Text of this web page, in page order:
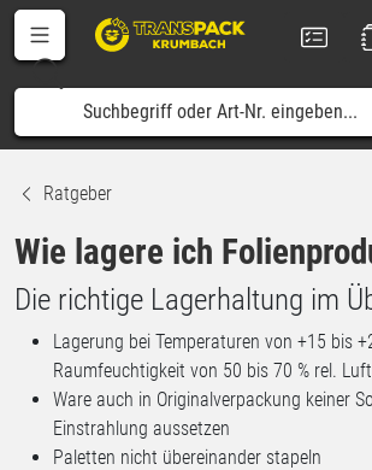
Ratgeber
Wie lagere ich
Die richtige Lagerhaltung im
Lagerung bei Temperaturen von +15 bis
Raumfeuchtigkeit von 50 bis 70 % rel.
Ware auch in Originalverpackung keiner
Einstrahlung aussetzen
Paletten nicht übereinander stapeln